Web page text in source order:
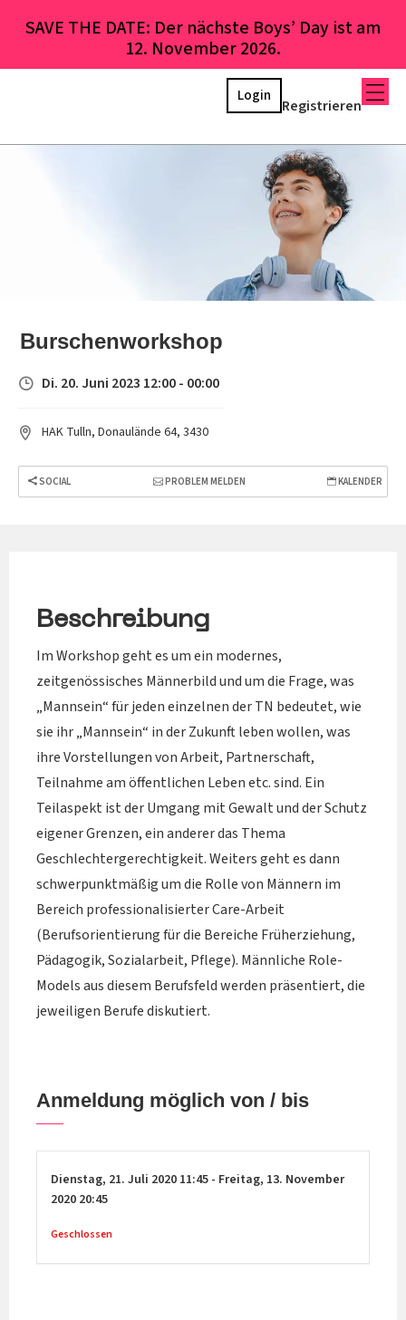
SAVE THE DATE: Der nächste Boys’ Day ist am
12. November 2026.
Registrieren
Login
Burschenworkshop
Di. 20. Juni 2023 12:00 - 00:00
HAK Tulln, Donaulände 64, 3430
SOCIAL PROBLEM MELDEN KALENDER
Beschreibung
Im Workshop geht es um ein modernes,
zeitgenössisches Männerbild und um die Frage, was
„Mannsein“ für jeden einzelnen der TN bedeutet, wie
sie ihr „Mannsein“ in der Zukunft leben wollen, was
ihre Vorstellungen von Arbeit, Partnerschaft,
Teilnahme am öffentlichen Leben etc. sind. Ein
Teilaspekt ist der Umgang mit Gewalt und der Schutz
eigener Grenzen, ein anderer das Thema
Geschlechtergerechtigkeit. Weiters geht es dann
schwerpunktmäßig um die Rolle von Männern im
Bereich professionalisierter Care-Arbeit
(Berufsorientierung für die Bereiche Früherziehung,
Pädagogik, Sozialarbeit, Pflege). Männliche Role-
Models aus diesem Berufsfeld werden präsentiert, die
jeweiligen Berufe diskutiert.
Anmeldung möglich von / bis
Dienstag, 21. Juli 2020 11:45 - Freitag, 13. November
2020 20:45
Geschlossen